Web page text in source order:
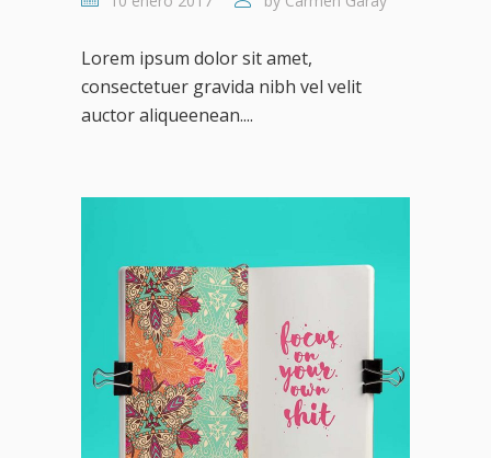
Lorem ipsum dolor sit amet,
consectetuer gravida nibh vel velit
auctor aliqueenean....